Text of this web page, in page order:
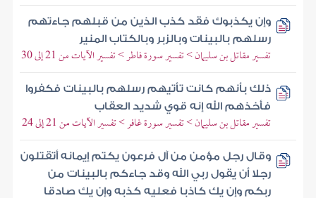
وإن يكذبوك فقد كذب الذين من قبلهم جاءتهم
رسلهم بالبينات وبالزبر وبالكتاب المنير
تفسير مقاتل بن سليمان > تفسير سورة فاطر > تفسير الآيات من 21 إلى 30
ذلك بأنهم كانت تأتيهم رسلهم بالبينات فكفروا
فأخذهم الله إنه قوي شديد العقاب
تفسير مقاتل بن سليمان > تفسير سورة غافر > تفسير الآيات من 21 إلى 24
وقال رجل مؤمن من آل فرعون يكتم إيمانه أتقتلون
رجلا أن يقول ربي الله وقد جاءكم بالبينات من
ربكم وإن يك كاذبا فعليه كذبه وإن يك صادقا